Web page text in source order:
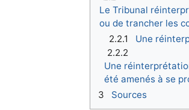
Le Tribunal
ou de trancher les
2.2.1
Une
2.2.2
Une
été amenés à se
3
Sources